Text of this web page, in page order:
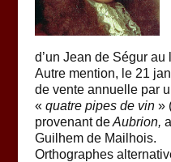
d’un Jean de Ségur au
Autre mention, le 21
de vente annuelle par
« quatre pipes de vin »
provenant deAubrion,
Guilhem de Mailhois.
Orthographes